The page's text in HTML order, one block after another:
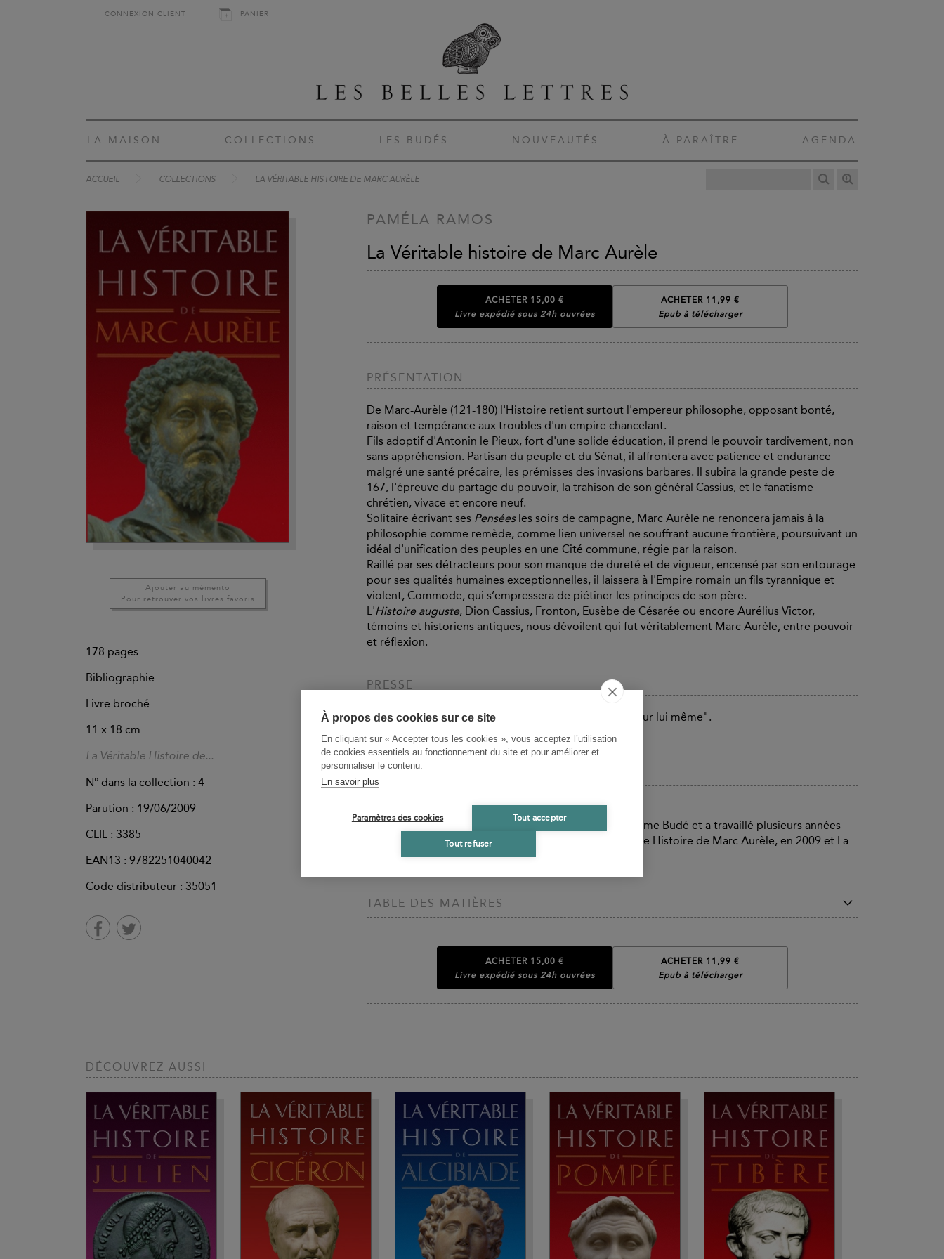
À propos des cookies sur ce site
En cliquant sur « Accepter tous les cookies », vous acceptez l’utilisation
de cookies essentiels au fonctionnement du site et pour améliorer et
personnaliser le contenu.
En savoir plus
Paramètres des cookies Tout accepter
Tout refuser
CONNEXION CLIENT PANIER
LA MAISON COLLECTIONS LES BUDÉS NOUVEAUTÉS À PARAÎTRE AGENDA
ACCUEIL COLLECTIONS LA VÉRITABLE HISTOIRE DE MARC AURÈLE
Ajouter au mémento
Pour retrouver vos livres favoris
178 pages
Bibliographie
Livre broché
11 x 18 cm
La Véritable Histoire de...
N° dans la collection : 4
Parution : 19/06/2009
CLIL : 3385
EAN13 : 9782251040042
Code distributeur : 35051
PAMÉLA RAMOS
La Véritable histoire de Marc Aurèle
ACHETER 15,00 €
Livre expédié sous 24h ouvrées
ACHETER 11,99 €
Epub à télécharger
PRÉSENTATION
De Marc-Aurèle (121-180) l'Histoire retient surtout l'empereur philosophe, opposant bonté,
raison et tempérance aux troubles d'un empire chancelant.
Fils adoptif d'Antonin le Pieux, fort d'une solide éducation, il prend le pouvoir tardivement, non
sans appréhension. Partisan du peuple et du Sénat, il affrontera avec patience et endurance
malgré une santé précaire, les prémisses des invasions barbares. Il subira la grande peste de
167, l'épreuve du partage du pouvoir, la trahison de son général Cassius, et le fanatisme
chrétien, vivace et encore neuf.
Solitaire écrivant ses Pensées les soirs de campagne, Marc Aurèle ne renoncera jamais à la
philosophie comme remède, comme lien universel ne souffrant aucune frontière, poursuivant un
idéal d'unification des peuples en une Cité commune, régie par la raison.
Raillé par ses détracteurs pour son manque de dureté et de vigueur, encensé par son entourage
pour ses qualités humaines exceptionnelles, il laissera à l'Empire romain un fils tyrannique et
violent, Commode, qui s’empressera de piétiner les principes de son père.
L'Histoire auguste, Dion Cassius, Fronton, Eusèbe de Césarée ou encore Aurélius Victor,
témoins et historiens antiques, nous dévoilent qui fut véritablement Marc Aurèle, entre pouvoir
et réflexion.
PRESSE
Un précieux petit livre, qui incite à relire ses "Écrits pour lui même".
Valeurs actuelles
- 25/06/2009
BIOGRAPHIES CONTRIBUTEURS
Paméla Ramos a été responsable de la Librairie Guillaume Budé et a travaillé plusieurs années
aux éditions Les Belles Lettres. Elle a publié La Véritable Histoire de Marc Aurèle, en 2009 et La
Véritable Histoire de Julien, en 2012.
TABLE DES MATIÈRES
ACHETER 15,00 €
Livre expédié sous 24h ouvrées
ACHETER 11,99 €
Epub à télécharger
DÉCOUVREZ AUSSI